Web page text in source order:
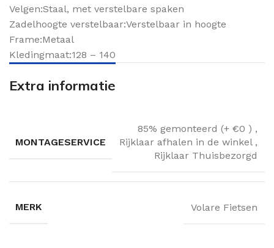
Velgen:Staal, met verstelbare spaken
Zadelhoogte verstelbaar:Verstelbaar in hoogte
Frame:Metaal
Kledingmaat:128 – 140
Extra informatie
MONTAGESERVICE
85% gemonteerd (+ €0 ) ,
Rijklaar afhalen in de winkel ,
Rijklaar Thuisbezorgd
MERK Volare Fietsen